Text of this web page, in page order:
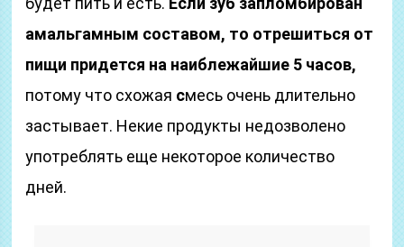
амальгамным составом, то отрешиться от
пищи придется на наиблежайшие 5 часов,
потому что схожая смесь очень длительно
застывает. Некие продукты недозволено
употреблять еще некоторое количество
дней.